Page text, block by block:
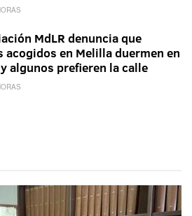
MdLR denuncia que
acogidos en Melilla duermen en
algunos prefieren la calle